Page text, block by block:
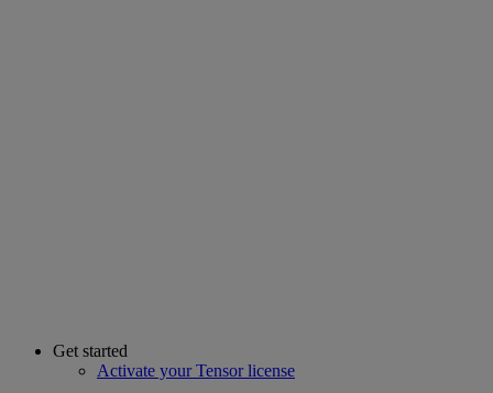
Get started
Activate your Tensor license